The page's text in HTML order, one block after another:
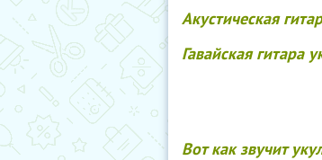
Акустическая
Гавайская гитара
Вот как звучит